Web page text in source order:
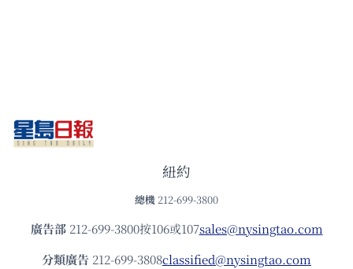
紐約
總機 212-699-3800
廣告部212-699-3800按106或107sales@nysingtao.com
分類廣告 212-699-3808classified@nysingtao.com